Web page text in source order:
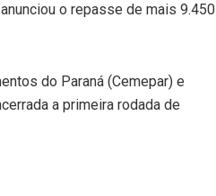
o repasse de mais 9.450
do Paraná (Cemepar) e
a primeira rodada de